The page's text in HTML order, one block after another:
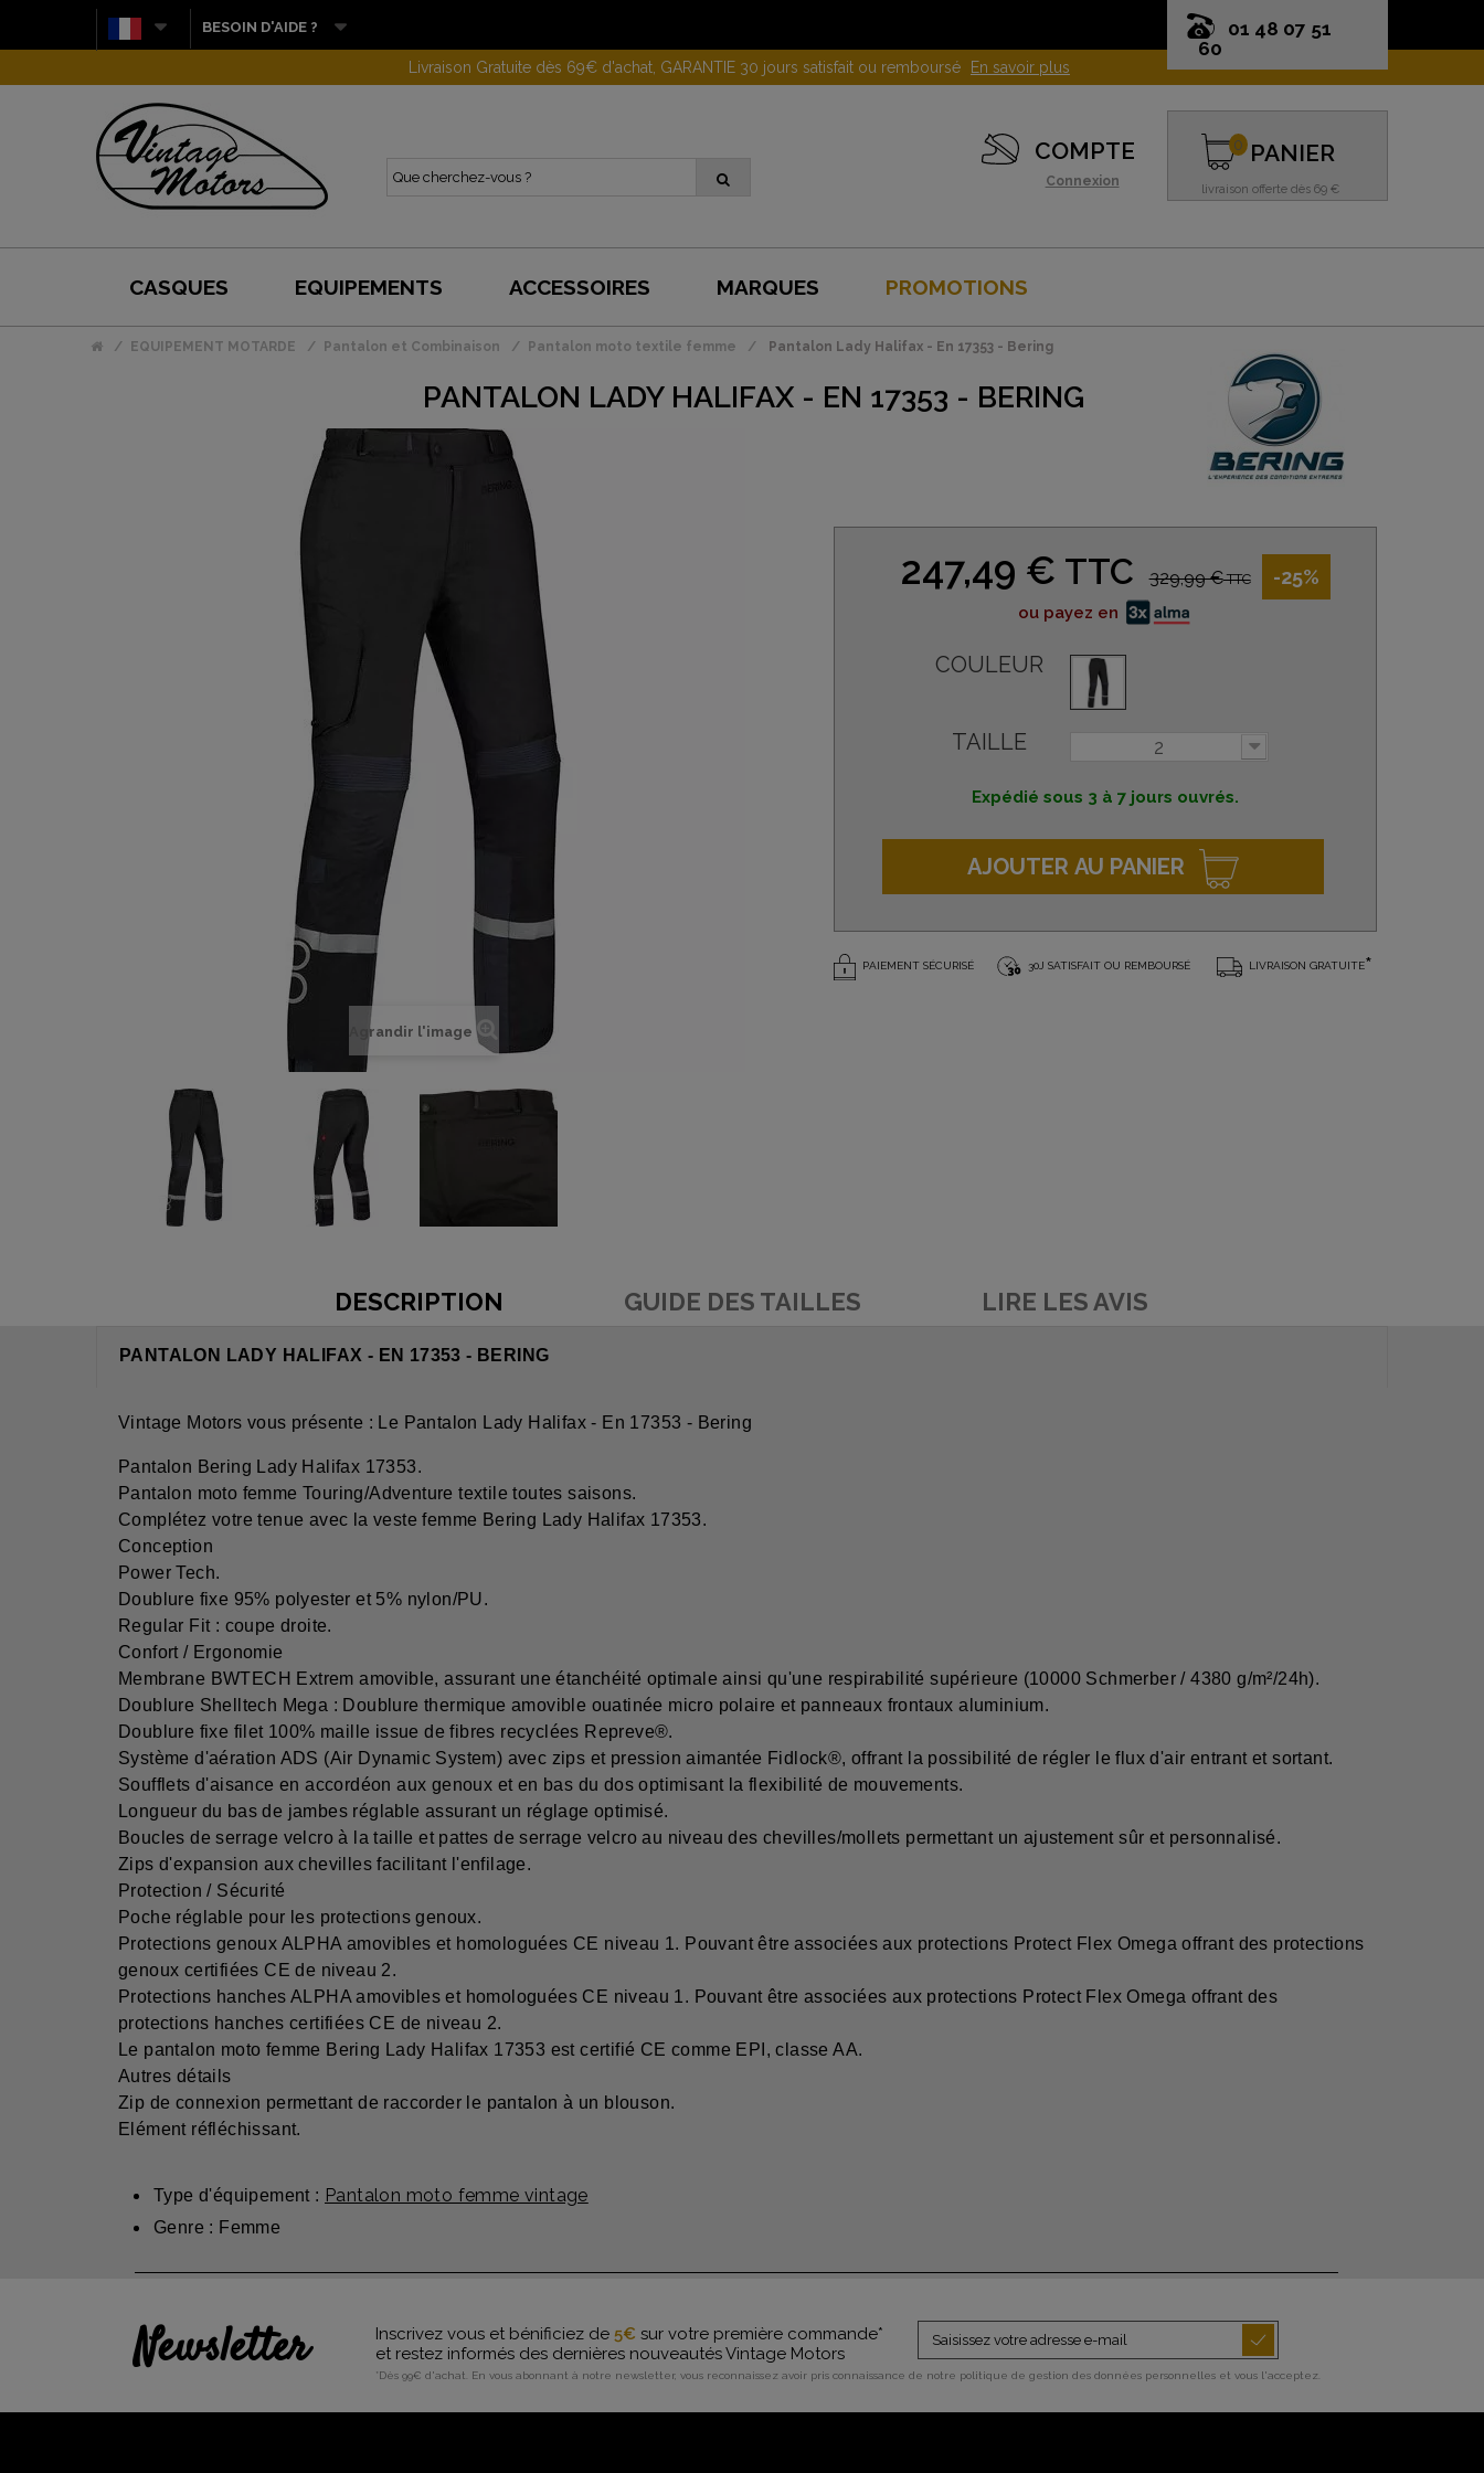
01 48 07 51
60
BESOIN D'AIDE ?
Gagnez 10 euros en parrainant un proche ! En savoir plus
COMPTE
Connexion
PANIER
livraison offerte dès 69 €
0
CASQUES EQUIPEMENTS ACCESSOIRES MARQUES PROMOTIONS
EQUIPEMENT MOTARDE Pantalon et Combinaison Pantalon moto textile femme Pantalon Lady Halifax - En 17353 - Bering
PANTALON LADY HALIFAX - EN 17353 - BERING
Agrandir l'image
247,49 € TTC 329,99 €TTC -25%
ou payez en
COULEUR
TAILLE 2
Expédié sous 3 à 7 jours ouvrés.
AJOUTER AU PANIER
PAIEMENT SÉCURISÉ 30J SATISFAIT OU REMBOURSÉ LIVRAISON GRATUITE*
DESCRIPTION GUIDE DES TAILLES LIRE LES AVIS
PANTALON LADY HALIFAX - EN 17353 - BERING
Vintage Motors vous présente : Le Pantalon Lady Halifax - En 17353 - Bering
Pantalon Bering Lady Halifax 17353.
Pantalon moto femme Touring/Adventure textile toutes saisons.
Complétez votre tenue avec la veste femme Bering Lady Halifax 17353.
Conception
Power Tech.
Doublure fixe 95% polyester et 5% nylon/PU.
Regular Fit : coupe droite.
Confort / Ergonomie
Membrane BWTECH Extrem amovible, assurant une étanchéité optimale ainsi qu'une respirabilité supérieure (10000 Schmerber / 4380 g/m²/24h).
Doublure Shelltech Mega : Doublure thermique amovible ouatinée micro polaire et panneaux frontaux aluminium.
Doublure fixe filet 100% maille issue de fibres recyclées Repreve®.
Système d'aération ADS (Air Dynamic System) avec zips et pression aimantée Fidlock®, offrant la possibilité de régler le flux d'air entrant et sortant.
Soufflets d'aisance en accordéon aux genoux et en bas du dos optimisant la flexibilité de mouvements.
Longueur du bas de jambes réglable assurant un réglage optimisé.
Boucles de serrage velcro à la taille et pattes de serrage velcro au niveau des chevilles/mollets permettant un ajustement sûr et personnalisé.
Zips d'expansion aux chevilles facilitant l'enfilage.
Protection / Sécurité
Poche réglable pour les protections genoux.
Protections genoux ALPHA amovibles et homologuées CE niveau 1. Pouvant être associées aux protections Protect Flex Omega offrant des protections
genoux certifiées CE de niveau 2.
Protections hanches ALPHA amovibles et homologuées CE niveau 1. Pouvant être associées aux protections Protect Flex Omega offrant des
protections hanches certifiées CE de niveau 2.
Le pantalon moto femme Bering Lady Halifax 17353 est certifié CE comme EPI, classe AA.
Autres détails
Zip de connexion permettant de raccorder le pantalon à un blouson.
Elément réfléchissant.
Type d'équipement : Pantalon moto femme vintage
Genre : Femme
Newsletter Inscrivez vous et bénificiez de 5€ sur votre première commande*
et restez informés des dernières nouveautés Vintage Motors
*Dès 99€ d'achat. En vous abonnant à notre newsletter, vous reconnaissez avoir pris connaissance de notre politique de gestion des données personnelles et vous l'acceptez.